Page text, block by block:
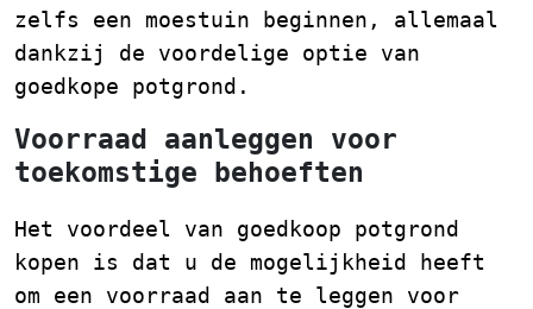
zelfs een moestuin beginnen, allemaal
dankzij de voordelige optie van
goedkope potgrond.
Voorraad aanleggen voor
toekomstige behoeften
Het voordeel van goedkoop potgrond
kopen is dat u de mogelijkheid heeft
om een voorraad aan te leggen voor